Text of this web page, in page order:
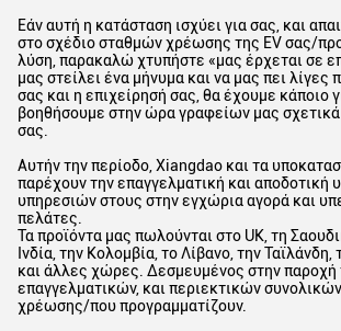
Εάν αυτή η κατάσταση ισχύει για σας, και
στο σχέδιο σταθμών χρέωσης της EV σας/
λύση, παρακαλώ χτυπήστε «μας έρχεται σε
μας στείλει ένα μήνυμα και να μας πει λίγες
σας και η επιχείρησή σας, θα έχουμε κάποιο
βοηθήσουμε στην ώρα γραφείων μας
σας.
Αυτήν την περίοδο, Xiangdao και τα
παρέχουν την επαγγελματική και αποδοτική
υπηρεσιών στους στην εγχώρια αγορά και
πελάτες.
Τα προϊόντα μας πωλούνται στο UK, τη
Ινδία, την Κολομβία, το Λίβανο, την
και άλλες χώρες. Δεσμευμένος στην
επαγγελματικών, και περιεκτικών
χρέωσης/που προγραμματίζουν.